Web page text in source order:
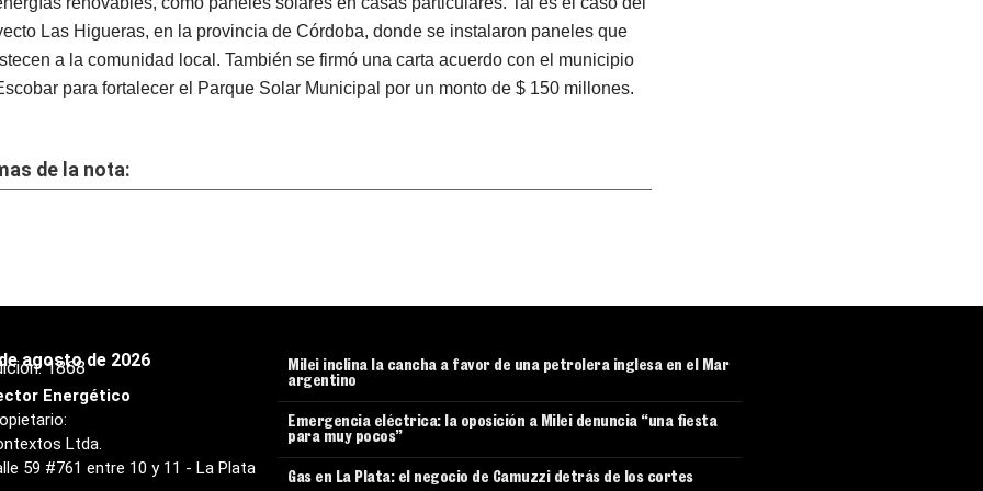
Las Higueras, en la provincia de Córdoba, donde se instalaron paneles que
a la comunidad local. También se firmó una carta acuerdo con el municipio
para fortalecer el Parque Solar Municipal por un monto de $ 150 millones.
de la nota:
agosto de 2026
1868
Energético
Ltda.
59 #761 entre 10 y 11 - La Plata
Milei inclina la cancha a favor de una petrolera inglesa en el Mar
argentino
Emergencia eléctrica: la oposición a Milei denuncia “una fiesta
para muy pocos”
Gas en La Plata: el negocio de Camuzzi detrás de los cortes